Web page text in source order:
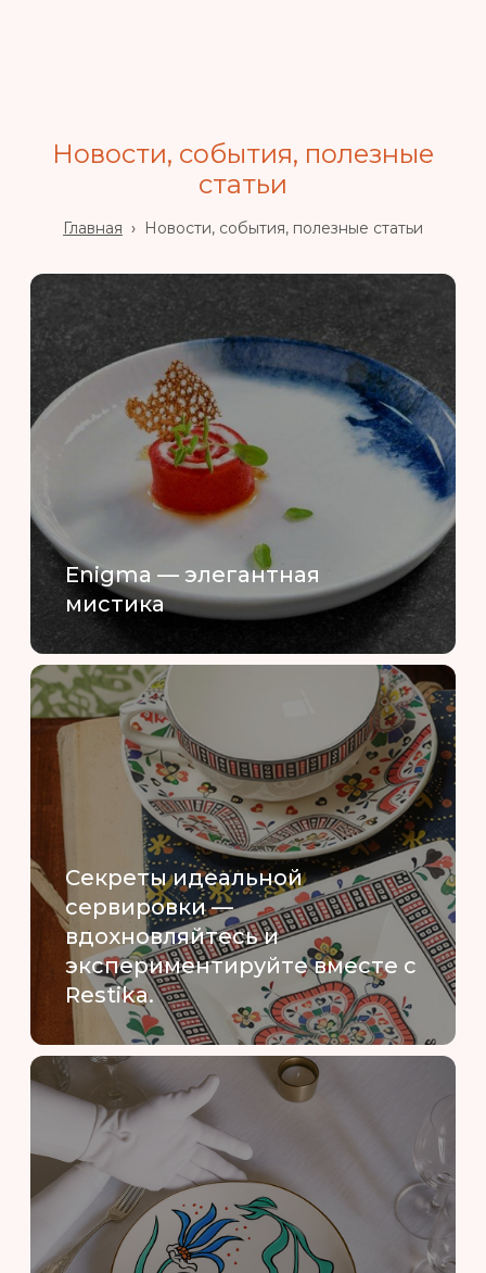
Новости, события, полезные
статьи
Главная › Новости, события, полезные статьи
Enigma — элегантная
мистика
Секреты идеальной
сервировки —
вдохновляйтесь и
экспериментируйте вместе с
Restika.